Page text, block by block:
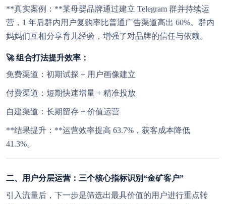
**真实案例：**某母婴品牌通过建立 Telegram 群并持续运
营，1 年后群内用户复购率比普通广告渠道高出 60%。群内
妈妈们互相分享育儿经验，增强了对品牌的信任与依赖。
🚀 组合打法提升效率：
免费渠道：初期试探 + 用户画像建立
付费渠道：短期快速增量 + 精准投放
自建渠道：长期留存 + 价值运营
**结果提升：**运营效率提高 63.7%，获客成本降低
41.3%。
二、用户分层运营：三个核心指标识别“金矿客户”
引入流量后，下一步是筛选出最具价值的用户进行重点转